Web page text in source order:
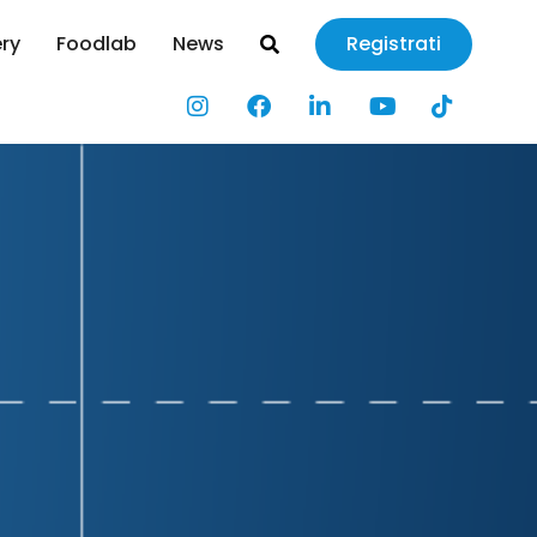
Foodlab News Registrati